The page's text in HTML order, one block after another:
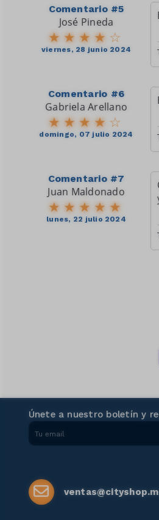
Comentario #5
José Pineda
viernes, 28 junio 2024
Comentario #6
Gabriela Arellano
domingo, 07 julio 2024
Comentario #7
Juan Maldonado
lunes, 22 julio 2024
Únete a nuestro boletín y